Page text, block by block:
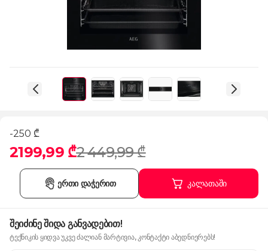
-250 ₾
2199,99 ₾2 449,99 ₾
კალათაში
ერთი დაჭერით
შეიძინე შიდა განვადებით!
ტექნიკის ყიდვა უკვე ძალიან მარტივია, კონტაქტი აბედნიერებს!